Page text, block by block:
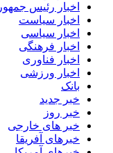
اخبار رئیس جمهور
اخبار سیاست
اخبار سیاسی
اخبار فرهنگی
اخبار فناوری
اخبار ورزشی
بانک
خبر جدید
خبر روز
خبر های خارجی
خبرهای آفریقا